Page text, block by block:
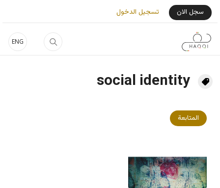
تجاوز إلى المحتوى الرئيسي
ENG
User Login Menu
سجل الان تسجيل الدخول
social identity
المتابعة